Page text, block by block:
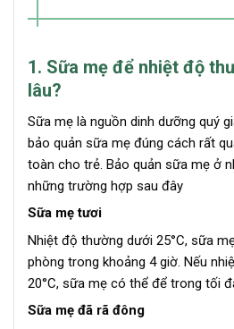
1. Sữa mẹ để nhiệt độ
lâu?
Sữa mẹ là nguồn dinh dưỡng quý
bảo quản sữa mẹ đúng cách rất
toàn cho trẻ. Bảo quản sữa mẹ ở
những trường hợp sau đây
Sữa mẹ tươi
Nhiệt độ thường dưới 25°C, sữa
phòng trong khoảng 4 giờ. Nếu
20°C, sữa mẹ có thể để trong tối
Sữa mẹ đã rã đông